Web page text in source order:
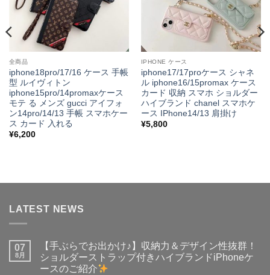
全商品
iphone18pro/17/16 ケース 手帳
型 ルイヴィトン
iphone15pro/14promaxケース
モテ る メンズ gucci アイフォ
ン14pro/14/13 手帳 スマホケー
ス カード 入れる
¥6,200
IPHONE ケース
iphone17/17proケース シャネ
ル iphone16/15promax ケース
カード 収納 スマホ ショルダー
ハイブランド chanel スマホケ
ース IPhone14/13 肩掛け
¥5,800
LATEST NEWS
07
8月
【手ぶらでお出かけ♪】収納力＆デザイン性抜群！
ショルダーストラップ付きハイブランドiPhoneケ
ースのご紹介